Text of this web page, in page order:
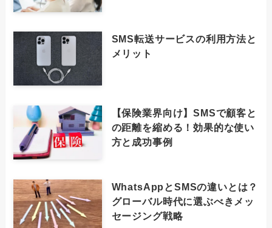
SMS転送サービスの利用方法と
メリット
【保険業界向け】SMSで顧客と
の距離を縮める！効果的な使い
方と成功事例
WhatsAppとSMSの違いとは？
グローバル時代に選ぶべきメッ
セージング戦略